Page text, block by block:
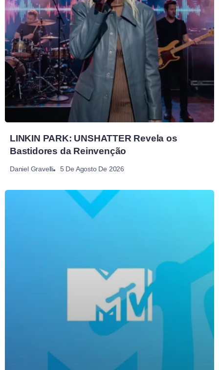
LINKIN PARK: UNSHATTER Revela os
Bastidores da Reinvenção
Daniel Gravelli 5 De Agosto De 2026